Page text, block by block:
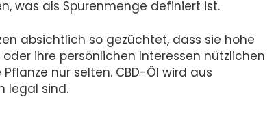
was als Spurenmenge definiert ist.
absichtlich so gezüchtet, dass sie hohe
ihre persönlichen Interessen nützlichen
nur selten. CBD-Öl wird aus
legal sind.